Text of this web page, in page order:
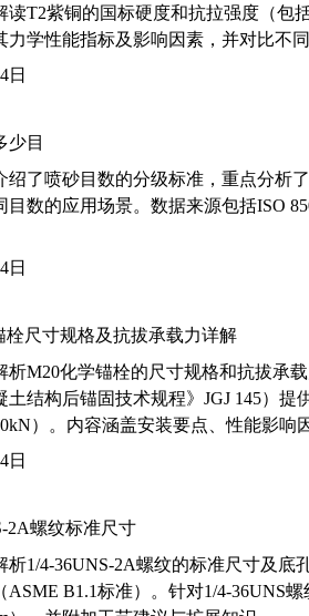
读T2紫铜的国标硬度和抗拉强度（包
力学性能指标及影响因素，并对比不
日
少目
绍了喷砂目数的分级标准，重点分析
目数的应用场景。数据来源包括ISO
日
栓尺寸规格及抗拔承载力详解
析M20化学锚栓的尺寸规格和抗拔承
土结构后锚固技术规程》JGJ 145）
）。内容涵盖安装要点、性能影响
日
2A螺纹标准尺寸
析1/4-36UNS-2A螺纹的标准尺寸及
ASME B1.1标准）。针对1/4-36UNS